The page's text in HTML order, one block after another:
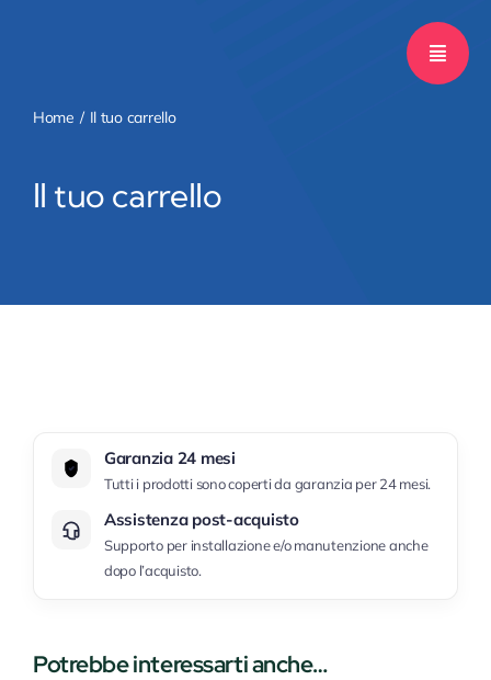
Home Il tuo carrello
Il tuo carrello
Garanzia 24 mesi
Tutti i prodotti sono coperti da garanzia per 24 mesi.
Assistenza post-acquisto
Supporto per installazione e/o manutenzione anche
dopo l’acquisto.
Potrebbe interessarti anche…